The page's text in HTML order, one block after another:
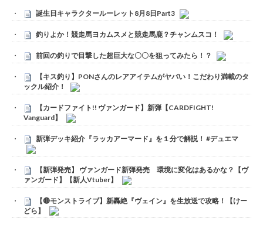
誕生日キャラクタールーレット8月8日Part3
釣りよか！競走馬ヨカムスメと競走馬鹿？チャンムスコ！
前回の釣りで目撃した超巨大な〇〇を狙ってみたら！？
【キス釣り】PONさんのレアアイテムがヤバい！こだわり満載のタ
ックル紹介！
【カードファイト!! ヴァンガード】新弾【CARDFIGHT!
Vanguard】
新弾デッキ紹介『ラッカアーマード』を１分で解説！ #デュエマ
【新弾発売】 ヴァンガード新弾発売 環境に変化はあるかな？【ヴ
ァンガード】【新人Vtuber】
【🔴モンストライブ】新轟絶『ヴェイン』を生放送で攻略！【けー
どら】